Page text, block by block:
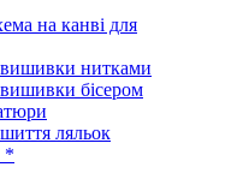
на канві для
нитками
бісером
ляльок
*